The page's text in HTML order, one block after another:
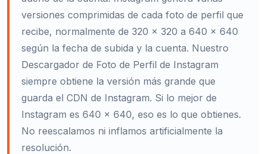
versiones comprimidas de cada foto de perfil que
recibe, normalmente de 320 × 320 a 640 × 640
según la fecha de subida y la cuenta. Nuestro
Descargador de Foto de Perfil de Instagram
siempre obtiene la versión más grande que
guarda el CDN de Instagram. Si lo mejor de
Instagram es 640 × 640, eso es lo que obtienes.
No reescalamos ni inflamos artificialmente la
resolución.